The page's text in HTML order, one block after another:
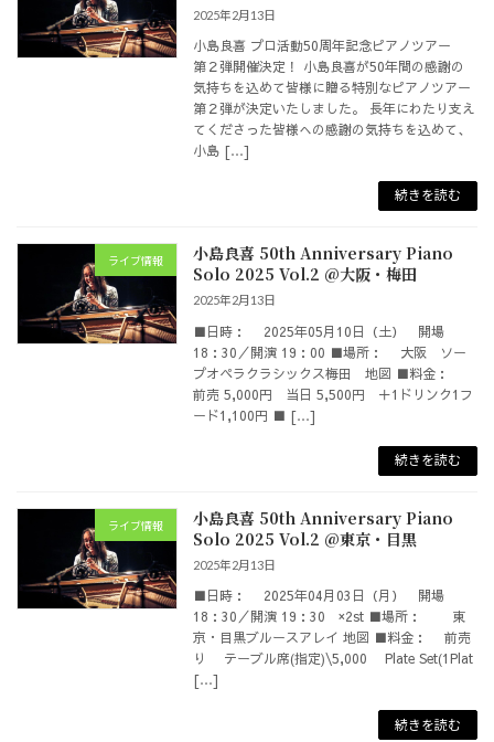
2025年2月13日
小島良喜 プロ活動50周年記念ピアノツアー
第２弾開催決定！ 小島良喜が50年間の感謝の
気持ちを込めて皆様に贈る特別なピアノツアー
第２弾が決定いたしました。 長年にわたり支え
てくださった皆様への感謝の気持ちを込めて、
小島 […]
続きを読む
ライブ情報
小島良喜 50th Anniversary Piano
Solo 2025 Vol.2 @大阪・梅田
2025年2月13日
■日時： 2025年05月10日（土） 開場
18：30／開演 19：00 ■場所： 大阪 ソー
プオペラクラシックス梅田 地図 ■料金：
前売 5,000円 当日 5,500円 ＋1ドリンク1フ
ード1,100円 ■ […]
続きを読む
ライブ情報
小島良喜 50th Anniversary Piano
Solo 2025 Vol.2 @東京・目黒
2025年2月13日
■日時： 2025年04月03日（月） 開場
18：30／開演 19：30 ×2st ■場所： 東
京・目黒ブルースアレイ 地図 ■料金： 前売
り テーブル席(指定)\5,000 Plate Set(1Plat
[…]
続きを読む